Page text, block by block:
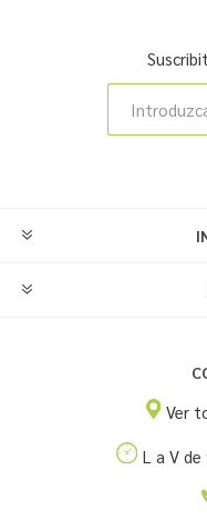
Ver
L a V de